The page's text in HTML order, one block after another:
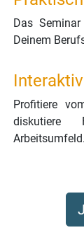
Das
Deinem
Profitiere
diskutiere
Arbeitsumfeld.